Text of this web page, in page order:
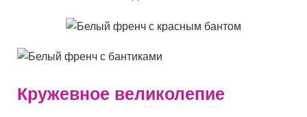
Кружевное великолепие